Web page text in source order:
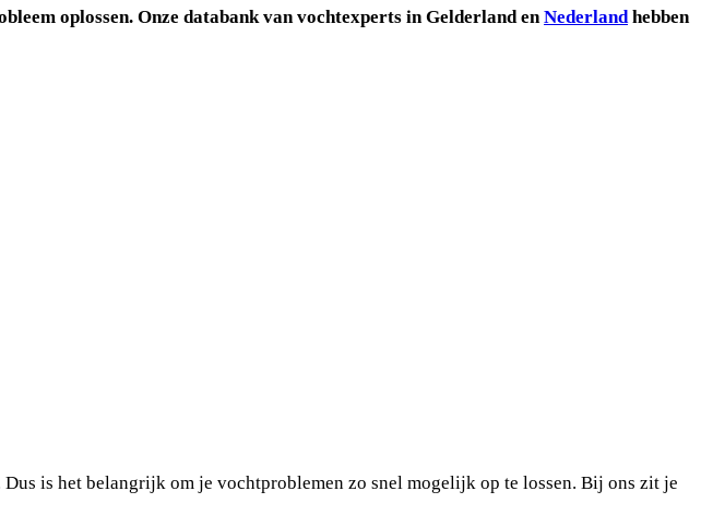
oplossen. Onze databank van vochtexperts in Gelderland enNederlandhebben
is het belangrijk om je vochtproblemen zo snel mogelijk op te lossen. Bij ons zit je